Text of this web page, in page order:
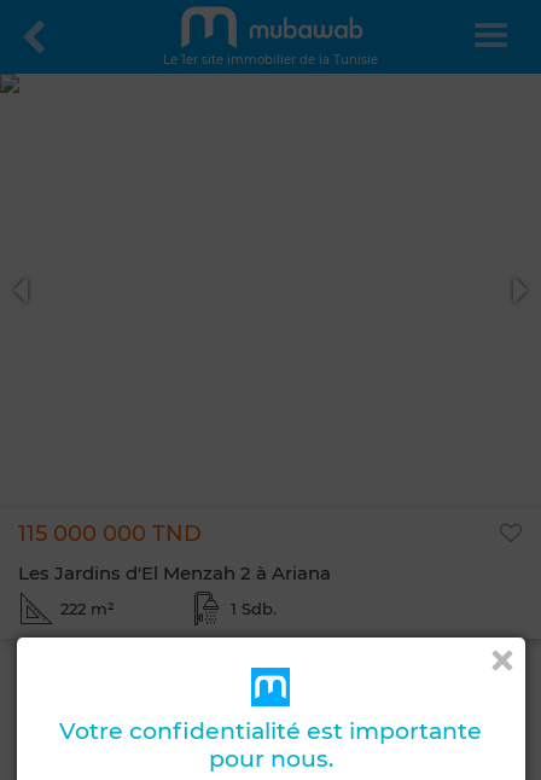
Le 1er site immobilier de la Tunisie
115 000 000 TND
Les Jardins d'El Menzah 2 à Ariana
222 m² 1 Sdb.
Obtenir un financement
A vendre local commercial
La Méditerranée immobilière vous propose la vente d un
Votre confidentialité est importante
pour nous.